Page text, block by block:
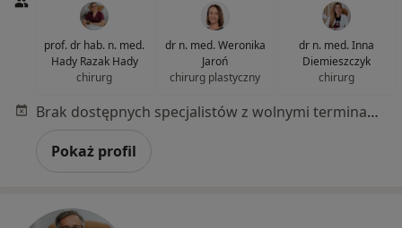
prof. dr hab. n. med.
Hady Razak Hady
chirurg
dr n. med. Weronika
Jaroń
chirurg plastyczny
dr n. med. Inna
Diemieszczyk
chirurg
Brak dostępnych specjalistów z wolnymi terminami w tym centrum medycznym.
Pokaż profil